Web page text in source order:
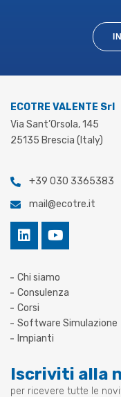
ECOTRE VALENTE Srl
Via Sant’Orsola, 145
25135 Brescia (Italy)
+39 030 3365383
mail@ecotre.it
Chi siamo
Consulenza
Corsi
Software Simulazione
Impianti
Iscriviti alla
per ricevere tutte le